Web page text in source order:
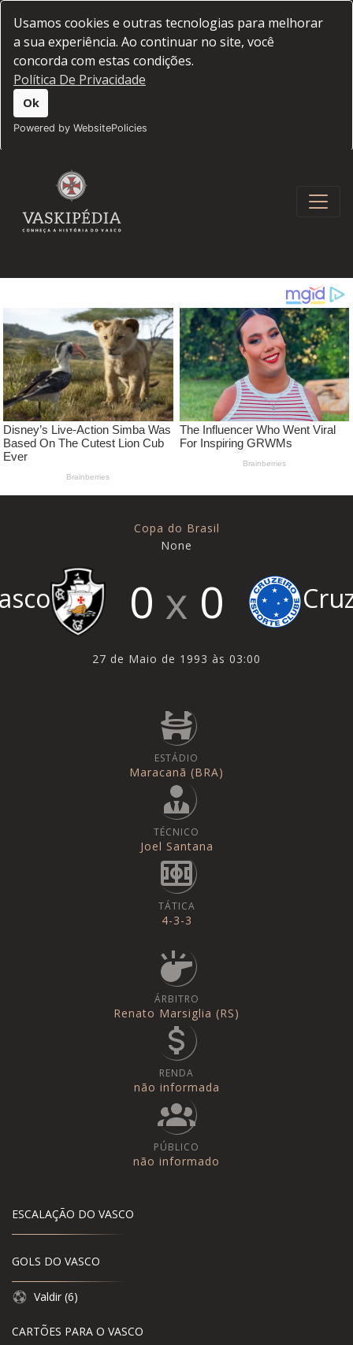
Usamos cookies e outras tecnologias para melhorar
a sua experiência. Ao continuar no site, você
concorda com estas condições.
Política De Privacidade
Ok
Powered by WebsitePolicies
Copa do Brasil
None
0 0
27 de Maio de 1993 às 03:00
ESTÁDIO
Maracanã (BRA)
TÉCNICO
Joel Santana
TÁTICA
4-3-3
ÁRBITRO
Renato Marsiglia (RS)
RENDA
não informada
PÚBLICO
não informado
ESCALAÇÃO DO VASCO
GOLS DO VASCO
Valdir (6)
CARTÕES PARA O VASCO